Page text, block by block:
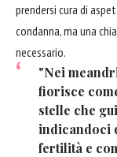
prendersi cura di
condanna, ma una
necessario.
"Nei
fiorisce
stelle che
indicandoci
fertilità e